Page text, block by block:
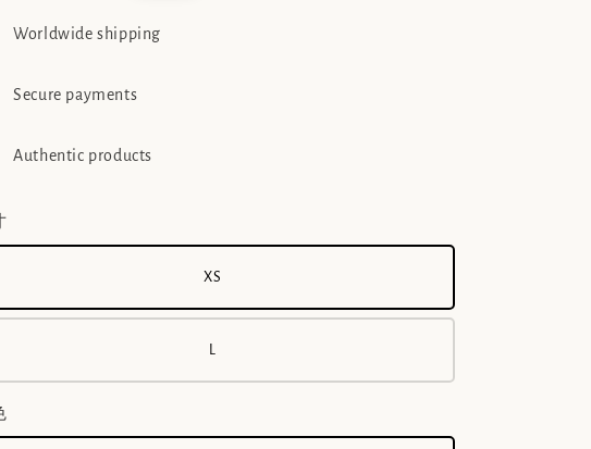
Worldwide shipping
Secure payments
Authentic products
XS